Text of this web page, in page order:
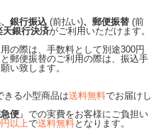
銀行振込 (前払い)、郵便振替 (前
天銀行決済がご利用いただけます。
の際は、手数料として別途300円
郵便振替のご利用の際は、振込手
い致します。
きる小型商品は送料無料でお届けし
便 』での実費をお客様にご負担い
以上で送料無料となります。